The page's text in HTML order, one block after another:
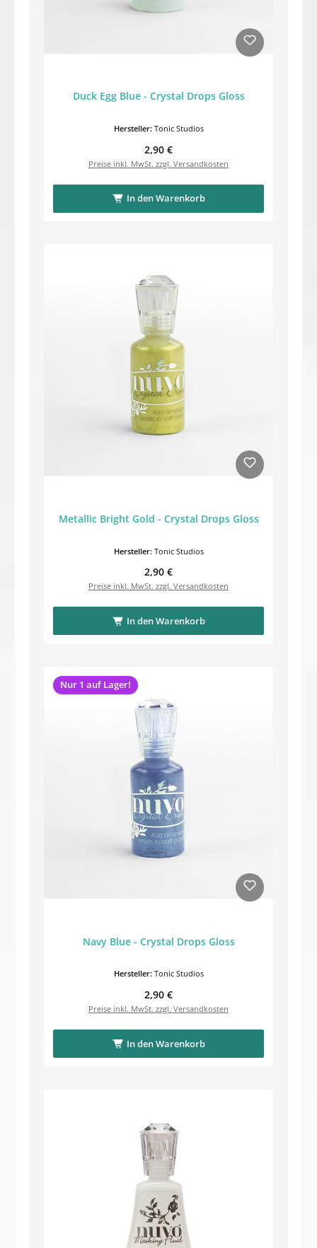
Duck Egg Blue - Crystal Drops Gloss
Hersteller: Tonic Studios
Regulärer Preis:
2,90 €
Preise inkl. MwSt. zzgl. Versandkosten
In den Warenkorb
Metallic Bright Gold - Crystal Drops Gloss
Hersteller: Tonic Studios
Regulärer Preis:
2,90 €
Preise inkl. MwSt. zzgl. Versandkosten
In den Warenkorb
Nur 1 auf Lager!
Navy Blue - Crystal Drops Gloss
Hersteller: Tonic Studios
Regulärer Preis:
2,90 €
Preise inkl. MwSt. zzgl. Versandkosten
In den Warenkorb